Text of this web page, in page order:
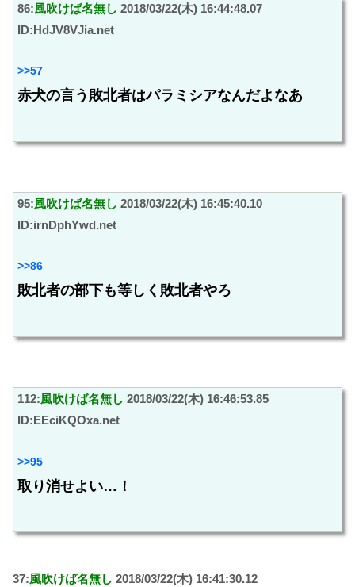
86:風吹けば名無し 2018/03/22(木) 16:44:48.07
ID:HdJV8VJia.net
>>57
赤犬の言う敗北者はパラミシアなんだよなあ
95:風吹けば名無し 2018/03/22(木) 16:45:40.10
ID:irnDphYwd.net
>>86
敗北者の部下も等しく敗北者やろ
112:風吹けば名無し 2018/03/22(木) 16:46:53.85
ID:EEciKQOxa.net
>>95
取り消せよい…！
37:風吹けば名無し 2018/03/22(木) 16:41:30.12